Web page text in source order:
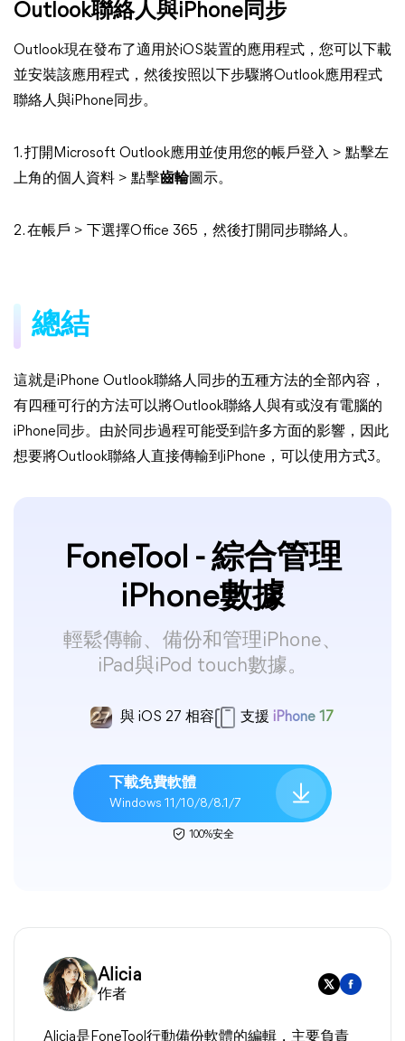
Outlook聯絡人與iPhone同步
Outlook現在發布了適用於iOS裝置的應用程式，您可以下載
並安裝該應用程式，然後按照以下步驟將Outlook應用程式
聯絡人與iPhone同步。
1. 打開Microsoft Outlook應用並使用您的帳戶登入 > 點擊左
上角的個人資料 > 點擊齒輪圖示。
2. 在帳戶 > 下選擇Office 365，然後打開同步聯絡人。
總結
這就是iPhone Outlook聯絡人同步的五種方法的全部內容，
有四種可行的方法可以將Outlook聯絡人與有或沒有電腦的
iPhone同步。由於同步過程可能受到許多方面的影響，因此
想要將Outlook聯絡人直接傳輸到iPhone，可以使用方式3。
FoneTool - 綜合管理
iPhone數據
輕鬆傳輸、備份和管理iPhone、
iPad與iPod touch數據。
與 iOS 27 相容 支援 iPhone 17
下載免費軟體
Windows 11/10/8/8.1/7
100%安全
Alicia
作者
Alicia是FoneTool行動備份軟體的編輯，主要負責